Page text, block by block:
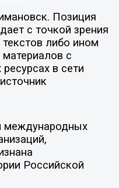
Позиция
с точкой зрения
либо ином
с
в сети
международных
Российской